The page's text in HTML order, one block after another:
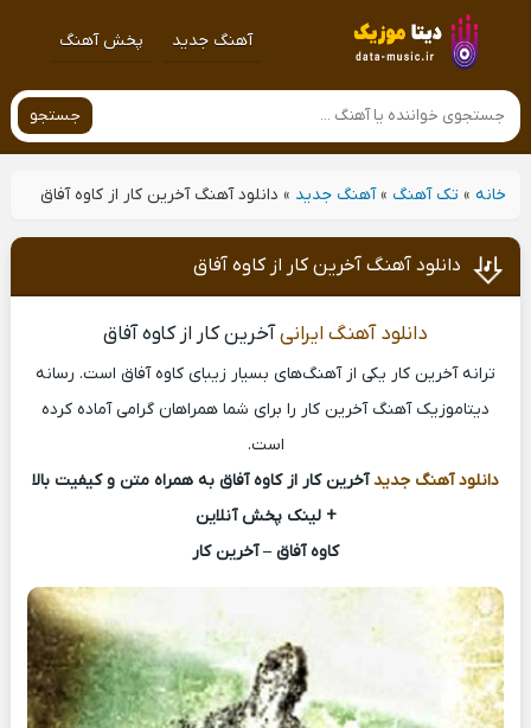
آهنگ جدید پخش آهنگ
جستجو
خانه» تک آهنگ »آهنگ جدید » دانلود آهنگ آخرین کار از کاوه آفاق
دانلود آهنگ آخرین کار از کاوه آفاق
دانلود آهنگ ایرانیآخرین کار از کاوه آفاق
ترانه آخرین کار یکی از آهنگ‌های بسیار زیبای کاوه آفاق است. رسانه
دیتاموزیک آهنگ آخرین کار را برای شما همراهان گرامی آماده کرده
است.
دانلود آهنگ جدیدآخرین کار از کاوه آفاق به همراه متن و کیفیت بالا
+ لینک پخش آنلاین
کاوه آفاق – آخرین کار